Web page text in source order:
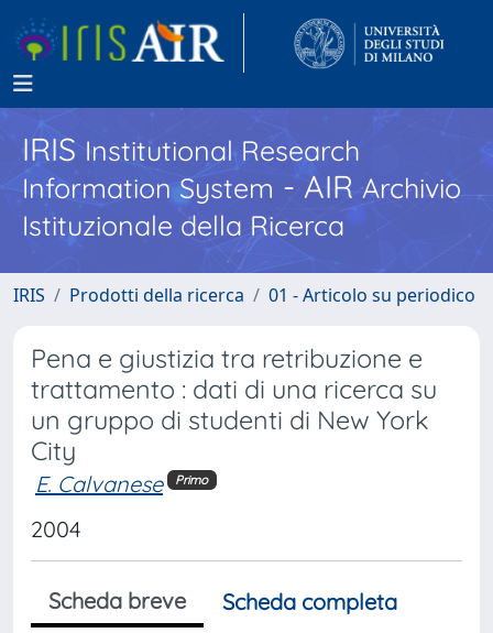
IRISInstitutional Research
Information System - AIR Archivio
Istituzionale della Ricerca
IRIS Prodotti della ricerca 01 - Articolo su periodico
Pena e giustizia tra retribuzione e
trattamento : dati di una ricerca su
un gruppo di studenti di New York
City
E. Calvanese Primo
2004
Scheda breve
Scheda completa